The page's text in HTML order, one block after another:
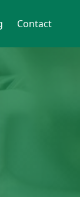
Contact
région.